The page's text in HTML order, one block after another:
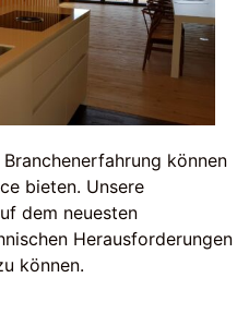
können
bieten. Unsere
dem neuesten
Herausforderungen
können.